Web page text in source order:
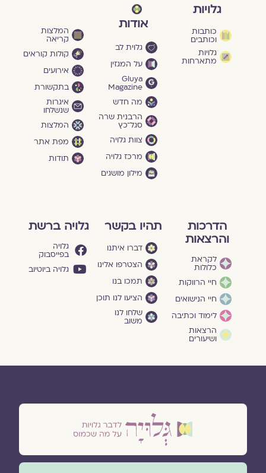
גלויות
כותבות
וכותבים
גלויות
מתארחות
אודות
גלוית לב
על המגזין
Gluya
Magazine
מה חדש
הרבנית שרה
סגל־כץ
צוות גלויה
מרכז גלויה
מילון מושגים
המלצות
קריאה
קולות קוראים
אירועים
בתקשורת
איגרות
שנשלחו
המלצות
מפת אתר
תודות
הדרכות
והרצאות
לקראת
כלולות
חיי הרווקות
חיי הנישואים
לימוד וכתיבה
הרצאות
ושיעורים
תהיו בקשר
דברו איתנו
הצטרפו אלינו
תמכו בנו
הציעו לנו תוכן
שלחו לנו
משוב
גלויה ברשת
גלויה
בפייסבוק
גלויה ביוטיוב